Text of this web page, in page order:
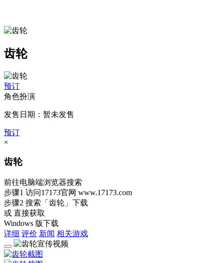
齿轮
预订
角色扮演
发售日期：暂未发售
预订
×
齿轮
前往电脑端浏览器搜索
步骤1 访问17173官网 www.17173.com
步骤2 搜索 「齿轮」 下载
或 直接获取
Windows 版下载
详细 评价 新闻 相关游戏